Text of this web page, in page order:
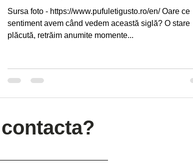
Sursa foto - https://www.pufuletigusto.ro/en/ Oare ce
sentiment avem când vedem această siglă? O stare
plăcută, retrăim anumite momente...